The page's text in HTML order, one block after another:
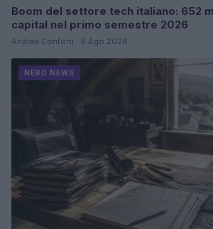
Boom del settore tech italiano: 652
capital nel primo semestre 2026
Andrea Conforti · 6 Ago 2026
NERD NEWS